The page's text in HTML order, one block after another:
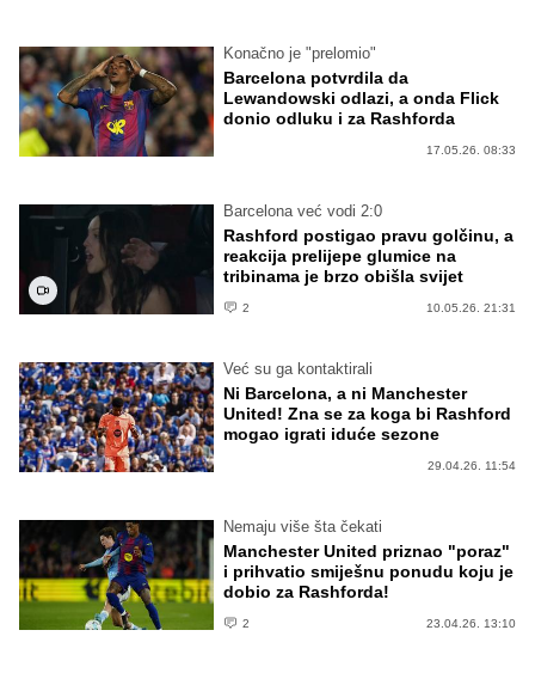
Konačno je "prelomio"
Barcelona potvrdila da
Lewandowski odlazi, a onda Flick
donio odluku i za Rashforda
17.05.26. 08:33
Barcelona već vodi 2:0
Rashford postigao pravu golčinu, a
reakcija prelijepe glumice na
tribinama je brzo obišla svijet
2 10.05.26. 21:31
Već su ga kontaktirali
Ni Barcelona, a ni Manchester
United! Zna se za koga bi Rashford
mogao igrati iduće sezone
29.04.26. 11:54
Nemaju više šta čekati
Manchester United priznao "poraz"
i prihvatio smiješnu ponudu koju je
dobio za Rashforda!
2 23.04.26. 13:10